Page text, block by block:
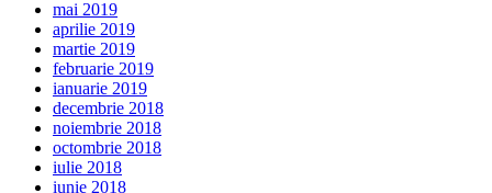
mai 2019
aprilie 2019
martie 2019
februarie 2019
ianuarie 2019
decembrie 2018
noiembrie 2018
octombrie 2018
iulie 2018
iunie 2018